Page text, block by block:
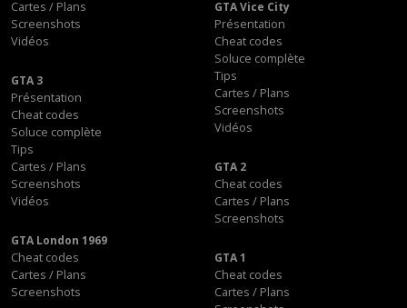
Cartes / Plans
Screenshots
Vidéos
GTA Vice City
Présentation
Cheat codes
Soluce complète
Tips
Cartes / Plans
Screenshots
Vidéos
GTA 3
Présentation
Cheat codes
Soluce complète
Tips
Cartes / Plans
Screenshots
Vidéos
GTA 2
Cheat codes
Cartes / Plans
Screenshots
GTA London 1969
Cheat codes
Cartes / Plans
Screenshots
GTA 1
Cheat codes
Cartes / Plans